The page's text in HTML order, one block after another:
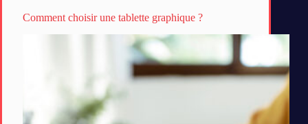
Comment choisir une tablette graphique ?